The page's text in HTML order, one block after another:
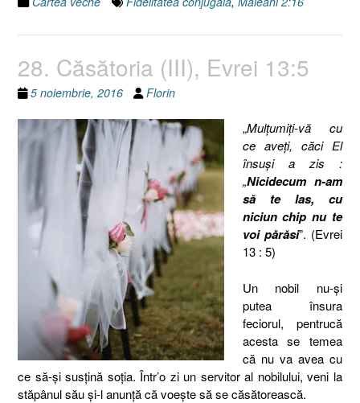
28. Căsătoria (III), Evrei 13:5
5 noiembrie, 2016 Florin
„Mulţumiţi-vă cu
ce aveţi, căci El
însuşi a zis :
„Nicidecum n-am
să te las, cu
niciun chip nu te
voi părăsi”. (Evrei
13 : 5)
Un nobil nu-şi
putea însura
feciorul, pentrucă
acesta se temea
că nu va avea cu
ce să-şi susţină soţia. Într’o zi un servitor al nobilului, veni la
stăpânul său şi-l anunţă că voeşte să se căsătorească.